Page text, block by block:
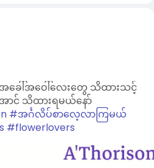
စုံ အခေါ်အဝေါ်လေးတွေ သိထားသင့်
င် သိထားရမယ်နော်
#အင်္ဂလိပ်စာလေ့လာကြမယ်
#flowerlovers